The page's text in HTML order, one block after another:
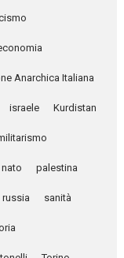
Anarchica Italiana
israele Kurdistan
nato palestina
russia sanità